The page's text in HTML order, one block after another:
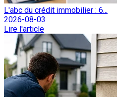
L'abc du crédit immobilier : 6...
2026-08-03
Lire l'article